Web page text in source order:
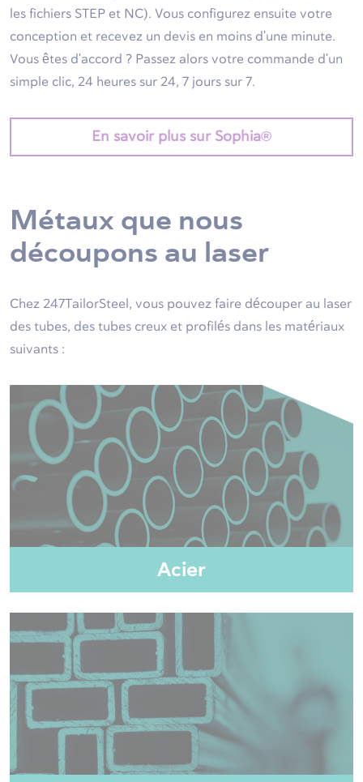
les fichiers STEP et NC). Vous configurez ensuite votre
conception et recevez un devis en moins d'une minute.
Vous êtes d'accord ? Passez alors votre commande d'un
simple clic, 24 heures sur 24, 7 jours sur 7.
En savoir plus sur Sophia®
Métaux que nous
découpons au laser
Chez 247TailorSteel, vous pouvez faire découper au laser
des tubes, des tubes creux et profilés dans les matériaux
suivants :
Acier